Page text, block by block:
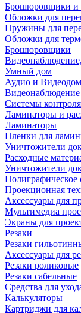
Брошюровщики и
Обложки для
Пружины для
Обложки для
Брошюровщики
Умный дом
Аудио и
Видеонаблюдение
Системы
Ламинаторы и
Ламинаторы
Пленки для
Уничтожители
Расходные
Уничтожители
Полиграфическое
Проекционная
Аксессуары для
Мультимедиа
Экраны для
Резаки
Резаки
Аксессуары для
Резаки роликовые
Резаки сабельные
Средства для
Калькуляторы
Картриджи для